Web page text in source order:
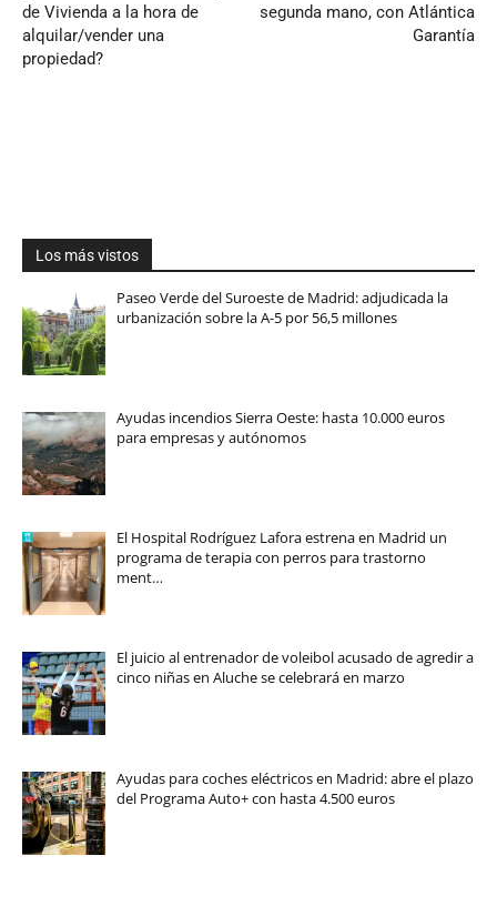
de Vivienda a la hora de
alquilar/vender una
propiedad?
segunda mano, con Atlántica
Garantía
Los más vistos
Paseo Verde del Suroeste de Madrid: adjudicada la
urbanización sobre la A-5 por 56,5 millones
Ayudas incendios Sierra Oeste: hasta 10.000 euros
para empresas y autónomos
El Hospital Rodríguez Lafora estrena en Madrid un
programa de terapia con perros para trastorno
ment…
El juicio al entrenador de voleibol acusado de agredir a
cinco niñas en Aluche se celebrará en marzo
Ayudas para coches eléctricos en Madrid: abre el plazo
del Programa Auto+ con hasta 4.500 euros